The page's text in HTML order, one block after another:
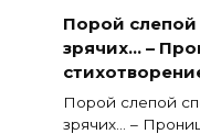
Порой
зрячих… –
Порой слепой
зрячих… –